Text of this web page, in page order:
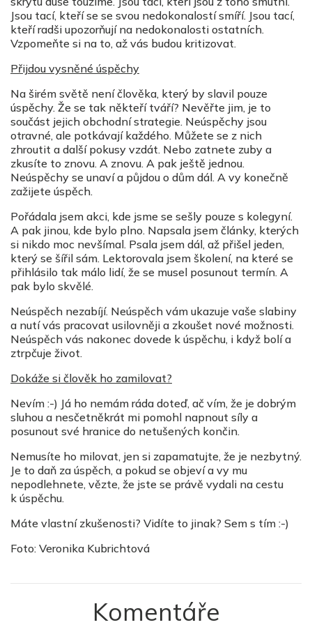
Jsou tací, kteří se se svou nedokonalostí smíří. Jsou tací,
kteří radši upozorňují na nedokonalosti ostatních.
Vzpomeňte si na to, až vás budou kritizovat.
Přijdou vysněné úspěchy
Na širém světě není člověka, který by slavil pouze
úspěchy. Že se tak někteří tváří? Nevěřte jim, je to
součást jejich obchodní strategie. Neúspěchy jsou
otravné, ale potkávají každého. Můžete se z nich
zhroutit a další pokusy vzdát. Nebo zatnete zuby a
zkusíte to znovu. A znovu. A pak ještě jednou.
Neúspěchy se unaví a půjdou o dům dál. A vy konečně
zažijete úspěch.
Pořádala jsem akci, kde jsme se sešly pouze s kolegyní.
A pak jinou, kde bylo plno. Napsala jsem články, kterých
si nikdo moc nevšímal. Psala jsem dál, až přišel jeden,
který se šířil sám. Lektorovala jsem školení, na které se
přihlásilo tak málo lidí, že se musel posunout termín. A
pak bylo skvělé.
Neúspěch nezabíjí. Neúspěch vám ukazuje vaše slabiny
a nutí vás pracovat usilovněji a zkoušet nové možnosti.
Neúspěch vás nakonec dovede k úspěchu, i když bolí a
ztrpčuje život.
Dokáže si člověk ho zamilovat?
Nevím :-) Já ho nemám ráda doteď, ač vím, že je dobrým
sluhou a nesčetněkrát mi pomohl napnout síly a
posunout své hranice do netušených končin.
Nemusíte ho milovat, jen si zapamatujte, že je nezbytný.
Je to daň za úspěch, a pokud se objeví a vy mu
nepodlehnete, vězte, že jste se právě vydali na cestu
k úspěchu.
Máte vlastní zkušenosti? Vidíte to jinak? Sem s tím :-)
Foto: Veronika Kubrichtová
Komentáře